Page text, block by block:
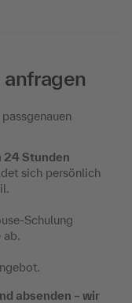
passgenauen
24 Stunden
sich persönlich
Schulung
ab.
absenden – wir